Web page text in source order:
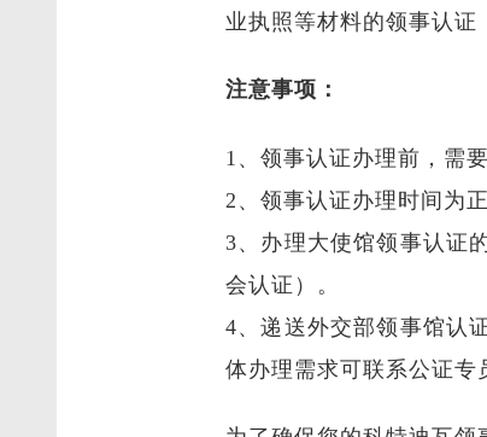
业执照等材料的领事认证
注意事项：
1、领事认证办理前，需
2、领事认证办理时间为
3、办理大使馆领事认证
会认证）。
4、递送外交部领事馆认
体办理需求可联系公证专